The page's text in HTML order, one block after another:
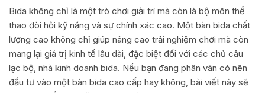
Bida không chỉ là một trò chơi giải trí mà còn là bộ môn thể
thao đòi hỏi kỹ năng và sự chính xác cao. Một bàn bida chất
lượng cao không chỉ giúp nâng cao trải nghiệm chơi mà còn
mang lại giá trị kinh tế lâu dài, đặc biệt đối với các chủ câu
lạc bộ, nhà kinh doanh bida. Nếu bạn đang phân vân có nên
đầu tư vào một bàn bida cao cấp hay không, bài viết này sẽ